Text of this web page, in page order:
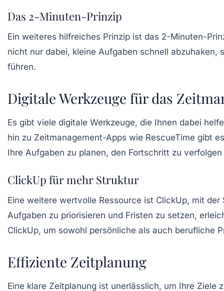
Das 2-Minuten-Prinzip
Ein weiteres hilfreiches Prinzip ist das 2-Minuten-
nicht nur dabei, kleine Aufgaben schnell
führen.
Digitale Werkzeuge für das
Es gibt viele digitale Werkzeuge, die Ihnen dabei
hin zu Zeitmanagement-Apps wie RescueTime gibt
Ihre Aufgaben zu planen, den Fortschritt zu
ClickUp für mehr Struktur
Eine weitere wertvolle Ressource ist ClickUp, mit der
Aufgaben zu priorisieren und Fristen zu setzen,
ClickUp, um sowohl persönliche als auch berufliche
Effiziente Zeitplanung
Eine klare Zeitplanung ist unerlässlich, um Ihre Ziele